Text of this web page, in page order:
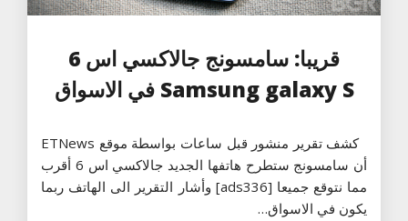
قريبا: سامسونج جالاكسي اس 6
Samsung galaxy S في الاسواق
كشف تقرير منشور قبل ساعات بواسطة موقع ETNews
أن سامسونج ستطرح هاتفها الجديد جالاكسي اس 6 أقرب
مما نتوقع جميعا [ads336] وأشار التقرير الى الهاتف ربما
يكون في الاسواق…